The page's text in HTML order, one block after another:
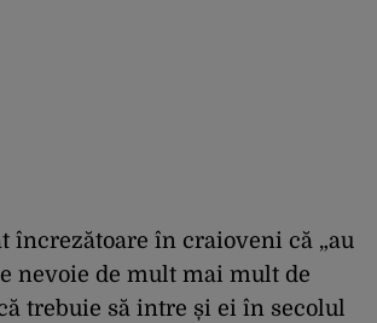
încrezătoare în craioveni că „au
nevoie de mult mai mult de
trebuie să intre și ei în secolul